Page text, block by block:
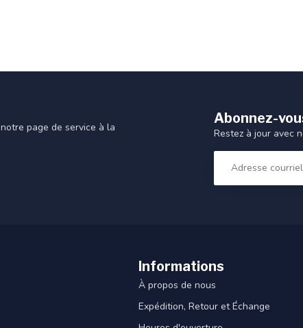
page de service à la
Abonnez-
Restez à jour avec
Informations
À propos de nous
Expédition, Retour et Échange